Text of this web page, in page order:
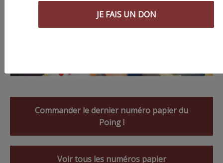
Commander le dernier numéro papier du
Poing !
Voir tous les numéros papier
JE FAIS UN DON